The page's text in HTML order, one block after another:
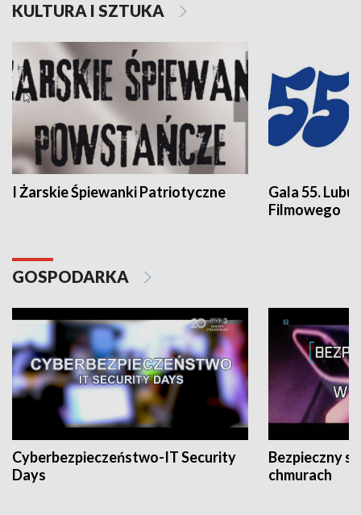
KULTURA I SZTUKA
I Żarskie Śpiewanki Patriotyczne
Gala 55.
Filmowego
GOSPODARKA
Cyberbezpieczeństwo-IT Security
Days
Bezpieczny
chmurach